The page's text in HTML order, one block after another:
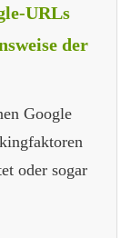
URLs
der
Google
oder sogar